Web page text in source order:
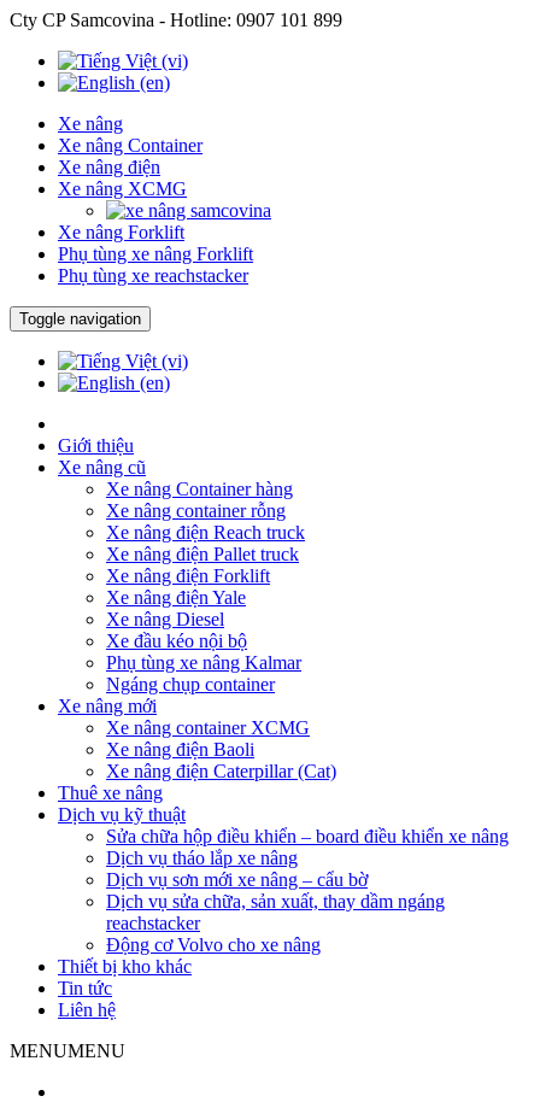
Cty CP Samcovina - Hotline: 0907 101 899
Xe nâng
Xe nâng Container
Xe nâng điện
Xe nâng XCMG
Xe nâng Forklift
Phụ tùng xe nâng Forklift
Phụ tùng xe reachstacker
Toggle navigation
Giới thiệu
Xe nâng cũ
Xe nâng Container hàng
Xe nâng container rỗng
Xe nâng điện Reach truck
Xe nâng điện Pallet truck
Xe nâng điện Forklift
Xe nâng điện Yale
Xe nâng Diesel
Xe đầu kéo nội bộ
Phụ tùng xe nâng Kalmar
Ngáng chụp container
Xe nâng mới
Xe nâng container XCMG
Xe nâng điện Baoli
Xe nâng điện Caterpillar (Cat)
Thuê xe nâng
Dịch vụ kỹ thuật
Sửa chữa hộp điều khiển – board điều khiển xe nâng
Dịch vụ tháo lắp xe nâng
Dịch vụ sơn mới xe nâng – cẩu bờ
Dịch vụ sửa chữa, sản xuất, thay dầm ngáng
reachstacker
Động cơ Volvo cho xe nâng
Thiết bị kho khác
Tin tức
Liên hệ
MENUMENU